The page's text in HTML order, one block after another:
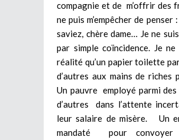
compagnie et de m’offrir des
ne puis m’empêcher de penser
saviez, chère dame… Je ne
par simple coïncidence. Je ne
réalité qu’un papier toilette
d’autres aux mains de riches
Un pauvre employé parmi
d’autres dans l’attente
leur salaire de misère. Un
mandaté pour